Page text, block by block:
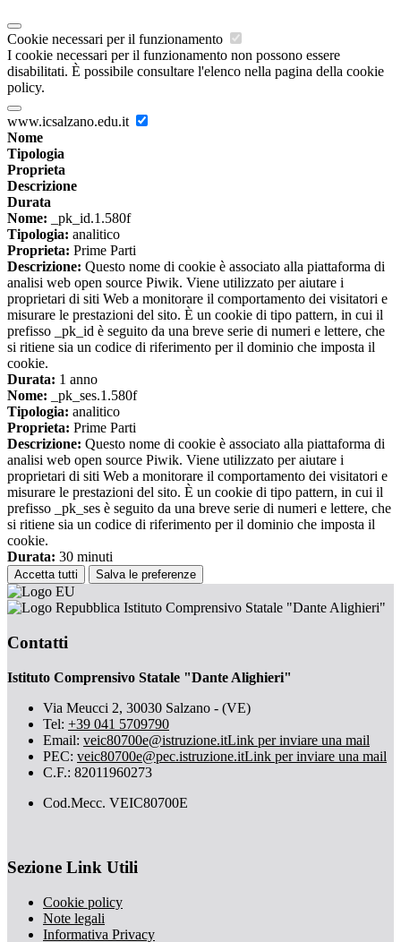
Cookie necessari per il funzionamento
I cookie necessari per il funzionamento non possono essere
disabilitati. È possibile consultare l'elenco nella pagina della cookie
policy.
www.icsalzano.edu.it
Nome
Tipologia
Proprieta
Descrizione
Durata
Nome: _pk_id.1.580f
Tipologia: analitico
Proprieta: Prime Parti
Descrizione: Questo nome di cookie è associato alla piattaforma di
analisi web open source Piwik. Viene utilizzato per aiutare i
proprietari di siti Web a monitorare il comportamento dei visitatori e
misurare le prestazioni del sito. È un cookie di tipo pattern, in cui il
prefisso _pk_id è seguito da una breve serie di numeri e lettere, che
si ritiene sia un codice di riferimento per il dominio che imposta il
cookie.
Durata: 1 anno
Nome: _pk_ses.1.580f
Tipologia: analitico
Proprieta: Prime Parti
Descrizione: Questo nome di cookie è associato alla piattaforma di
analisi web open source Piwik. Viene utilizzato per aiutare i
proprietari di siti Web a monitorare il comportamento dei visitatori e
misurare le prestazioni del sito. È un cookie di tipo pattern, in cui il
prefisso _pk_ses è seguito da una breve serie di numeri e lettere, che
si ritiene sia un codice di riferimento per il dominio che imposta il
cookie.
Durata: 30 minuti
Accetta tutti Salva le preferenze
Istituto Comprensivo Statale "Dante Alighieri"
Contatti
Istituto Comprensivo Statale "Dante Alighieri"
Via Meucci 2, 30030 Salzano - (VE)
Tel: +39 041 5709790
Email: veic80700e@istruzione.itLink per inviare una mail
PEC: veic80700e@pec.istruzione.itLink per inviare una mail
C.F.: 82011960273
Cod.Mecc. VEIC80700E
Sezione Link Utili
Cookie policy
Note legali
Informativa Privacy